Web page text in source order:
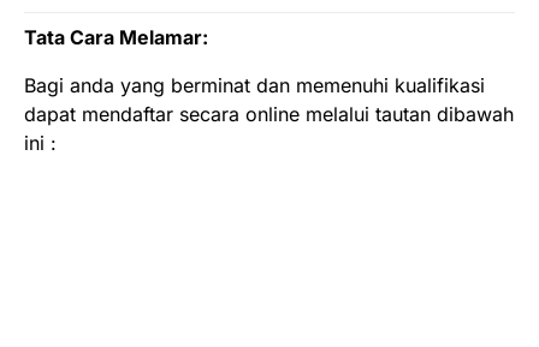
Tata Cara Melamar:
Bagi anda yang berminat dan memenuhi kualifikasi
dapat mendaftar secara online melalui tautan dibawah
ini :